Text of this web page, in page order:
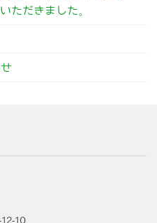
ただきました。
10